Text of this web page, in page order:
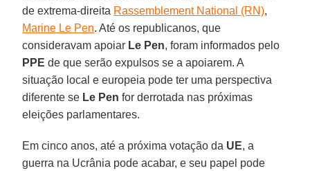
de extrema-direita Rassemblement National (RN),
Marine Le Pen. Até os republicanos, que
consideravam apoiar Le Pen, foram informados pelo
PPE de que serão expulsos se a apoiarem. A
situação local e europeia pode ter uma perspectiva
diferente se Le Pen for derrotada nas próximas
eleições parlamentares.
Em cinco anos, até a próxima votação da UE, a
guerra na Ucrânia pode acabar, e seu papel pode